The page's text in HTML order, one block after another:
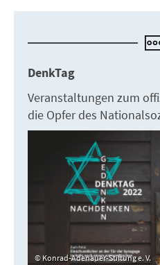
DenkTag
Veranstaltungen zum
die Opfer des
Konrad-Adenauer-Stiftung e. V.